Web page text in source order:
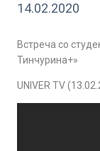
14.02.2020
Встреча со
Тинчурина+»
UNIVER TV